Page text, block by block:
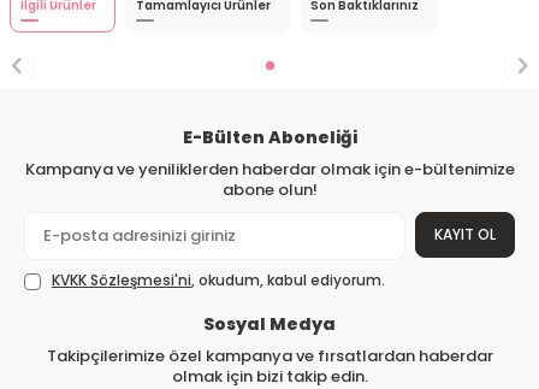
İlgili Ürünler Tamamlayıcı Ürünler Son Baktıklarınız
E-Bülten Aboneliği
Kampanya ve yeniliklerden haberdar olmak için e-bültenimize
abone olun!
KAYIT OL
KVKK Sözleşmesi'ni, okudum, kabul ediyorum.
Sosyal Medya
Takipçilerimize özel kampanya ve fırsatlardan haberdar
olmak için bizi takip edin.